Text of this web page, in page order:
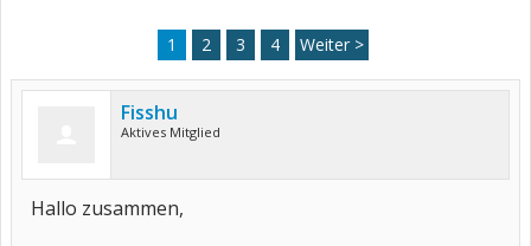
1 2 3 4 Weiter >
Fisshu
Aktives Mitglied
Hallo zusammen,